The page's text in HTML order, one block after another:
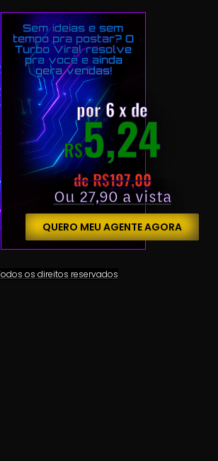
Sem ideias e sem
tempo pra postar? O
Turbo Viral resolve
pra você e ainda
gera vendas!
por 6 x de
R$5,24
de R$197,00
Ou 27,90 a vista
QUERO MEU AGENTE AGORA
os direitos reservados